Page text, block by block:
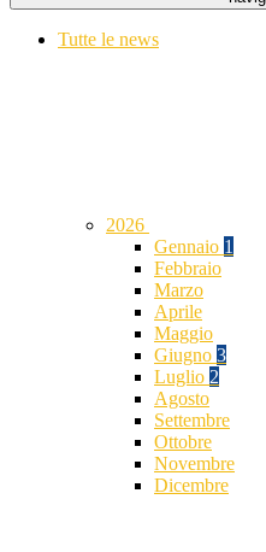
Tutte le news
2026
Gennaio 1
Febbraio
Marzo
Aprile
Maggio
Giugno 3
Luglio 2
Agosto
Settembre
Ottobre
Novembre
Dicembre